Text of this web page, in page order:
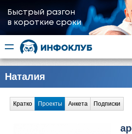
Быстрый разгон
​в короткие сроки
Наталия
Кратко Проекты Анкета Подписки